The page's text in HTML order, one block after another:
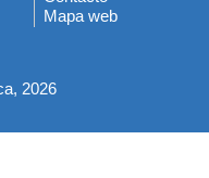
pie
Mapa web
2026